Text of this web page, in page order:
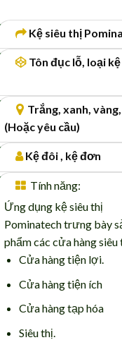
Kệ siêu thị
Tôn đục lỗ, loại
Trắng, xanh,
(Hoặc yêu cầu)
Kệ đôi , kệ đơn
Tính năng:
Ứng dụng kệ siêu thị
Pominatech trưng bày
phẩm các cửa hàng siêu
Cửa hàng tiện lợi.
Cửa hàng tiện ích
Cửa hàng tạp hóa
Siêu thị.